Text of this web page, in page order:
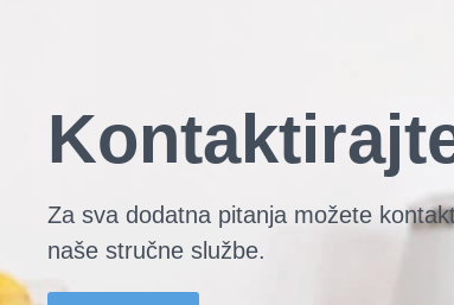
Za sva dodatna pitanja možete
naše stručne službe.